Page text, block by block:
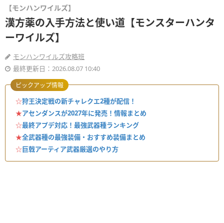
【モンハンワイルズ】
漢方薬の入手方法と使い道【モンスターハンタ
ーワイルズ】
モンハンワイルズ攻略班
最終更新日：2026.08.07 10:40
☆狩王決定戦の新チャレクエ2種が配信！
★アセンダンスが2027年に発売！情報まとめ
☆最終アプデ対応！最強武器種ランキング
★全武器種の最強装備・おすすめ装備まとめ
☆巨戟アーティア武器厳選のやり方
ピックアップ情報